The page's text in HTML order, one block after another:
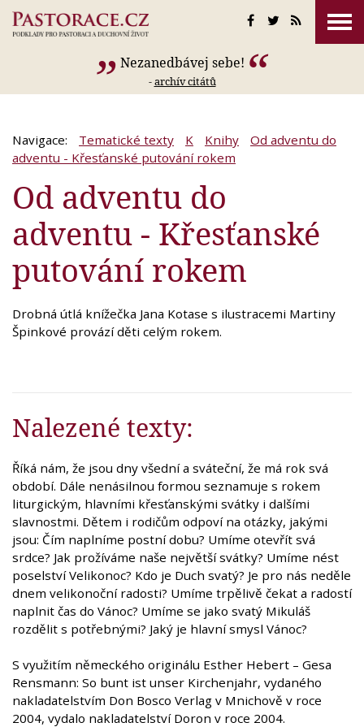
Nezanedbávej sebe!
-archív citátů
Navigace: Tematické texty K Knihy
Od adventu do
adventu - Křesťanské putování rokem
Od adventu do
adventu - Křesťanské
putování rokem
Drobná útlá knížečka Jana Kotase s ilustracemi Martiny
Špinkové provází děti celým rokem.
Nalezené texty:
Říká nám, že jsou dny všední a sváteční, že má rok svá
období. Dále nenásilnou formou seznamuje s rokem
liturgickým, hlavními křesťanskými svátky i dalšími
slavnostmi. Dětem i rodičům odpoví na otázky, jakými
jsou: Čím naplníme postní dobu? Umíme otevřít svá
srdce? Jak prožíváme naše největší svátky? Umíme nést
poselství Velikonoc? Kdo je Duch svatý? Je pro nás neděle
dnem velikonoční radosti? Umíme trpělivě čekat a radostí
naplnit čas do Vánoc? Umíme se jako svatý Mikuláš
rozdělit s potřebnými? Jaký je hlavní smysl Vánoc?
S využitím německého originálu Esther Hebert – Gesa
Rensmann: So bunt ist unser Kirchenjahr, vydaného
nakladatelstvím Don Bosco Verlag v Mnichově v roce
2004, vydalo nakladatelství Doron v roce 2004.